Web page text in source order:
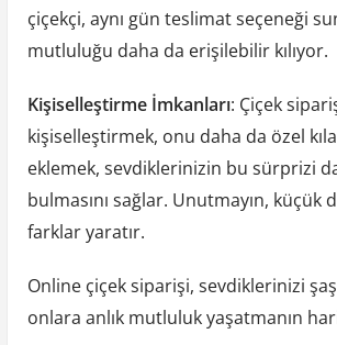
çiçekçi, aynı gün teslimat seçeneği
mutluluğu daha da erişilebilir kılıyor.
Kişiselleştirme İmkanları: Çiçek
kişiselleştirmek, onu daha da özel
eklemek, sevdiklerinizin bu sürprizi
bulmasını sağlar. Unutmayın, küçük
farklar yaratır.
Online çiçek siparişi, sevdiklerinizi
onlara anlık mutluluk yaşatmanın